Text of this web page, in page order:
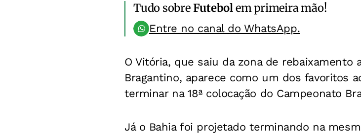
Tudo sobreFutebolem primeira mão!
Entre no canal do WhatsApp.
O Vitória, que saiu da zona de rebaixamento
Bragantino, aparece como um dos favoritos
terminar na 18ª colocação do Campeonato
Já o Bahia foi projetado terminando na